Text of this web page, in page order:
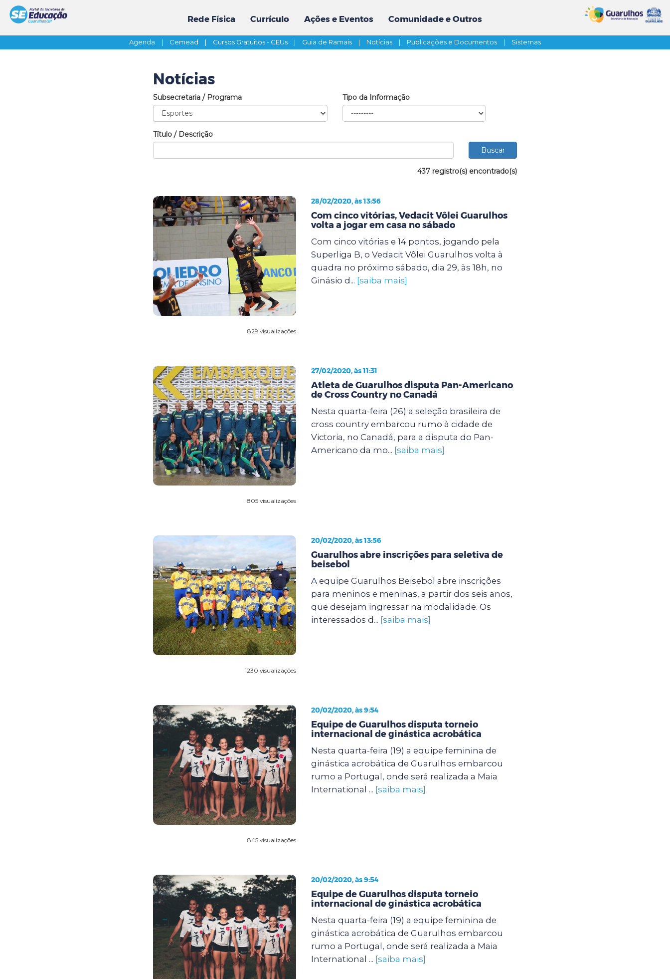
Rede Física Currículo Ações e Eventos Comunidade e Outros
Agenda | Cemead | Cursos Gratuitos - CEUs | Guia de Ramais | Notícias | Publicações e Documentos | Sistemas
Notícias
Subsecretaria / Programa Tipo da Informação
Título / Descrição
437 registro(s) encontrado(s)
829 visualizações
28/02/2020, às 13:56
Com cinco vitórias, Vedacit Vôlei Guarulhos
volta a jogar em casa no sábado
Com cinco vitórias e 14 pontos, jogando pela
Superliga B, o Vedacit Vôlei Guarulhos volta à
quadra no próximo sábado, dia 29, às 18h, no
Ginásio d... [saiba mais]
805 visualizações
27/02/2020, às 11:31
Atleta de Guarulhos disputa Pan-Americano
de Cross Country no Canadá
Nesta quarta-feira (26) a seleção brasileira de
cross country embarcou rumo à cidade de
Victoria, no Canadá, para a disputa do Pan-
Americano da mo... [saiba mais]
1230 visualizações
20/02/2020, às 13:56
Guarulhos abre inscrições para seletiva de
beisebol
A equipe Guarulhos Beisebol abre inscrições
para meninos e meninas, a partir dos seis anos,
que desejam ingressar na modalidade. Os
interessados d... [saiba mais]
845 visualizações
20/02/2020, às 9:54
Equipe de Guarulhos disputa torneio
internacional de ginástica acrobática
Nesta quarta-feira (19) a equipe feminina de
ginástica acrobática de Guarulhos embarcou
rumo a Portugal, onde será realizada a Maia
International ... [saiba mais]
20/02/2020, às 9:54
Equipe de Guarulhos disputa torneio
internacional de ginástica acrobática
Nesta quarta-feira (19) a equipe feminina de
ginástica acrobática de Guarulhos embarcou
rumo a Portugal, onde será realizada a Maia
International ... [saiba mais]